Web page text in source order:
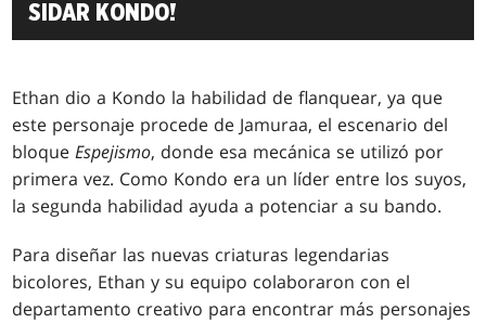
SIDAR KONDO!
Ethan dio a Kondo la habilidad de flanquear, ya que
este personaje procede de Jamuraa, el escenario del
bloqueEspejismo, donde esa mecánica se utilizó por
primera vez. Como Kondo era un líder entre los suyos,
la segunda habilidad ayuda a potenciar a su bando.
Para diseñar las nuevas criaturas legendarias
bicolores, Ethan y su equipo colaboraron con el
departamento creativo para encontrar más personajes